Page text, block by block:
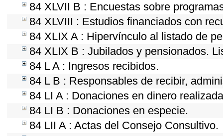
84 XLVII B : Encuestas sobre
84 XLVIII : Estudios financiados con
84 XLIX A : Hipervínculo al listado de
84 XLIX B : Jubilados y pensionados.
84 L A : Ingresos recibidos.
84 L B : Responsables de recibir,
84 LI A : Donaciones en dinero
84 LI B : Donaciones en especie.
84 LII A : Actas del Consejo Consultivo.